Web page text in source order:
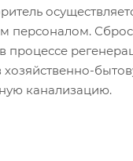
персоналом. Сброс
процессе
хозяйственно-
канализацию.